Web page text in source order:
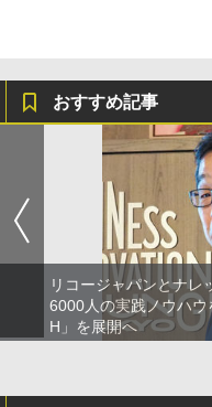
おすすめ記事
リコージャパンとナレ
6000人の実践ノウハ
H」を展開へ